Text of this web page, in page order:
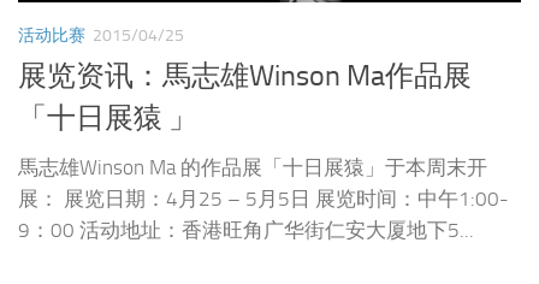
活动比赛 2015/04/25
展览资讯：馬志雄Winson Ma作品展
「十日展猿 」
馬志雄Winson Ma 的作品展「十日展猿」于本周末开
展： 展览日期：4月25 – 5月5日 展览时间：中午1:00-
9：00 活动地址：香港旺角广华街仁安大厦地下5...